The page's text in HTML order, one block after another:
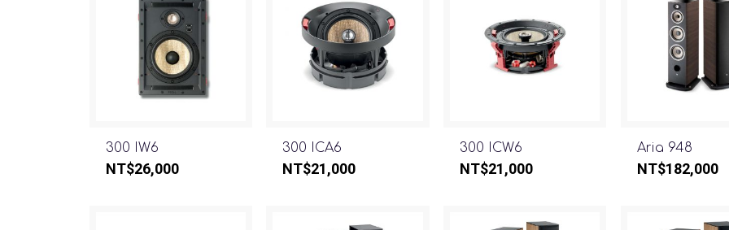
300 IW6
NT$26,000
300 ICA6
NT$21,000
300 ICW6
NT$21,000
Aria 948
NT$182,000